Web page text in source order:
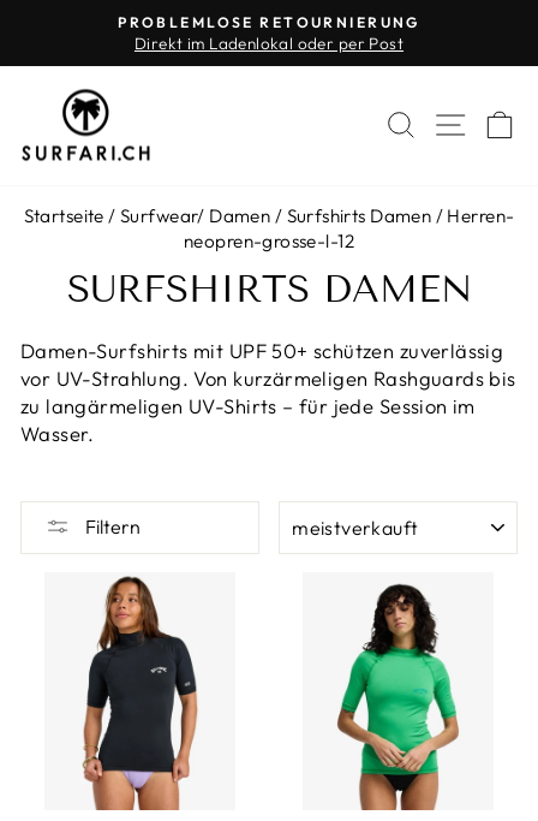
Inhalt
Pause
PROBLEMLOSE RETOURNIERUNG
Direkt im Ladenlokal oder per Post
SUCHE
Startseite / Surfwear/ Damen / Surfshirts Damen / Herren-
neopren-grosse-l-12
SURFSHIRTS DAMEN
Damen-Surfshirts mit UPF 50+ schützen zuverlässig
vor UV-Strahlung. Von kurzärmeligen Rashguards bis
zu langärmeligen UV-Shirts – für jede Session im
Wasser.
Filtern